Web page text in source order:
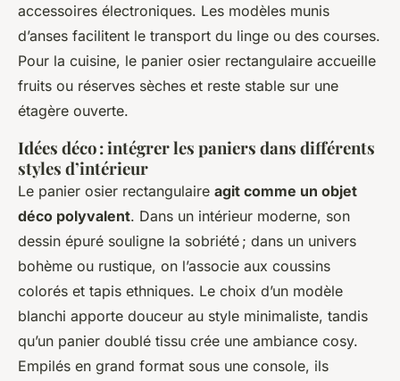
accessoires électroniques. Les modèles munis
d’anses facilitent le transport du linge ou des courses.
Pour la cuisine, le panier osier rectangulaire accueille
fruits ou réserves sèches et reste stable sur une
étagère ouverte.
Idées déco : intégrer les paniers dans différents
styles d’intérieur
Le panier osier rectangulaire agit comme un objet
déco polyvalent. Dans un intérieur moderne, son
dessin épuré souligne la sobriété ; dans un univers
bohème ou rustique, on l’associe aux coussins
colorés et tapis ethniques. Le choix d’un modèle
blanchi apporte douceur au style minimaliste, tandis
qu’un panier doublé tissu crée une ambiance cosy.
Empilés en grand format sous une console, ils